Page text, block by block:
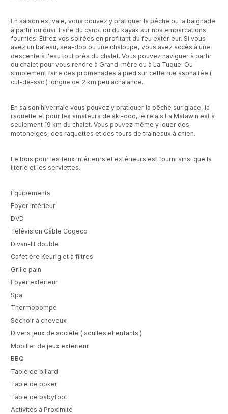
En saison estivale, vous pouvez y pratiquer la pêche ou la baignade
à partir du quai. Faire du canot ou du kayak sur nos embarcations
fournies. Étirez vos soirées en profitant du feu extérieur. Si vous
avez un bateau, sea-doo ou une chaloupe, vous avez accès à une
descente à l'eau tout près du chalet. Vous pouvez naviguer à partir
du chalet pour vous rendre à Grand-mère ou à La Tuque. Ou
simplement faire des promenades à pied sur cette rue asphaltée (
cul-de-sac ) longue de 2 km peu achalandé.
En saison hivernale vous pouvez y pratiquer la pêche sur glace, la
raquette et pour les amateurs de ski-doo, le relais La Matawin est à
seulement 19 km du chalet. Vous pouvez même y louer des
motoneiges, des raquettes et des tours de traineaux à chien.
Le bois pour les feux intérieurs et extérieurs est fourni ainsi que la
literie et les serviettes.
Équipements
Foyer intérieur
DVD
Télévision Câble Cogeco
Divan-lit double
Cafetière Keurig et à filtres
Grille pain
Foyer extérieur
Spa
Thermopompe
Séchoir à cheveux
Divers jeux de société ( adultes et enfants )
Mobilier de jeux extérieur
BBQ
Table de billard
Table de poker
Table de babyfoot
Activités à Proximité